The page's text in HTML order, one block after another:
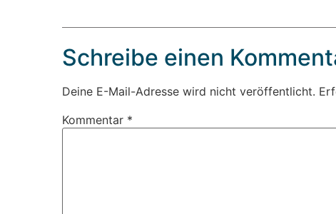
Schreibe einen
Deine E-Mail-Adresse wird nicht veröffentlicht.
Kommentar *